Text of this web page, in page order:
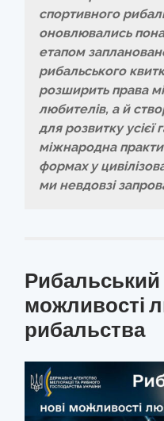
спортивного
оновлювались
етапом
рибальського
розширить права
любителів, а й
для розвитку усієї
міжнародна
формах у
ми невдовзі
Рибальський
можливості
рибальства